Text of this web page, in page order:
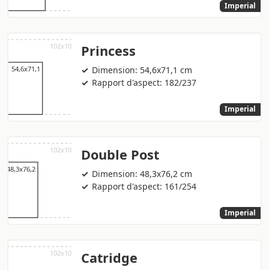
Imperial
Princess
Dimension: 54,6x71,1 cm
Rapport d'aspect: 182/237
Imperial
Double Post
Dimension: 48,3x76,2 cm
Rapport d'aspect: 161/254
Imperial
Catridge